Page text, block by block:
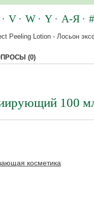
V W Y А-Я #
Peeling Lotion - Лосьон
(0)
100
косметика